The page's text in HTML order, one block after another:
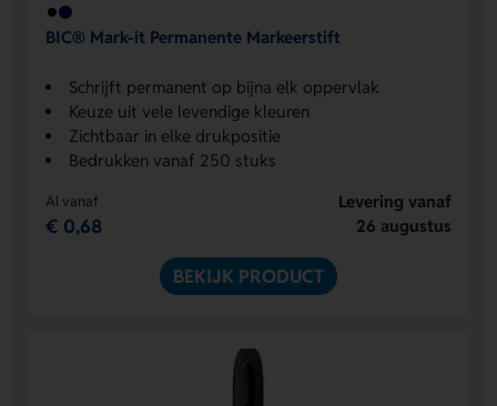
BIC® Mark-it Permanente Markeerstift
Schrijft permanent op bijna elk oppervlak
Keuze uit vele levendige kleuren
Zichtbaar in elke drukpositie
Bedrukken vanaf 250 stuks
Al vanaf
€ 0,68
Levering vanaf
26 augustus
BEKIJK PRODUCT